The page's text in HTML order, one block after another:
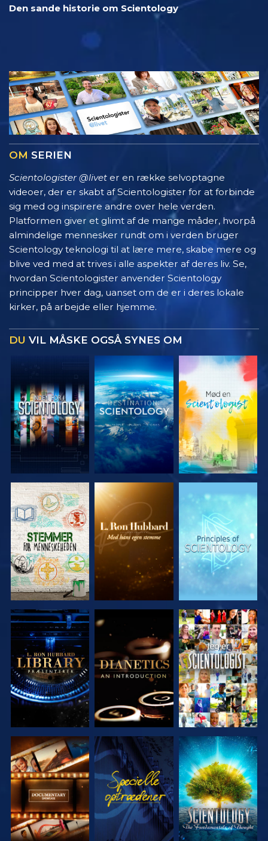
Den sande historie om Scientology
OM SERIEN
Scientologister @livet er en række selvoptagne
videoer, der er skabt af Scientologister for at forbinde
sig med og inspirere andre over hele verden.
Platformen giver et glimt af de mange måder, hvorpå
almindelige mennesker rundt om i verden bruger
Scientology teknologi til at lære mere, skabe mere og
blive ved med at trives i alle aspekter af deres liv. Se,
hvordan Scientologister anvender Scientology
principper hver dag, uanset om de er i deres lokale
kirker, på arbejde eller hjemme.
DU VIL MÅSKE OGSÅ SYNES OM
UDFORSK
SERIEN
UDFORSK
SERIEN
UDFORSK
SERIEN
UDFORSK
SERIEN
UDFORSK
SERIEN
SE
UDFORSK
SERIEN
SE
UDFORSK
SERIEN